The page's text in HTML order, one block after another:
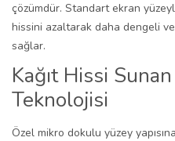
çözümdür. Standart ekran
hissini azaltarak daha dengeli
sağlar.
Kağıt Hissi
Teknolojisi
Özel mikro dokulu yüzey